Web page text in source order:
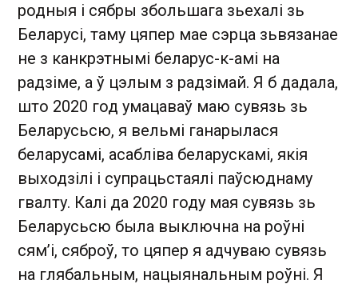
родныя і сябры збольшага зьехалі зь
Беларусі, таму цяпер мае сэрца зьвязанае
не з канкрэтнымі беларус-к-амі на
радзіме, а ў цэлым з радзімай. Я б дадала,
што 2020 год умацаваў маю сувязь зь
Беларусьсю, я вельмі ганарылася
беларусамі, асабліва беларускамі, якія
выходзілі і супрацьстаялі паўсюднаму
гвалту. Калі да 2020 году мая сувязь зь
Беларусьсю была выключна на роўні
сям’і, сяброў, то цяпер я адчуваю сувязь
на глябальным, нацыянальным роўні. Я